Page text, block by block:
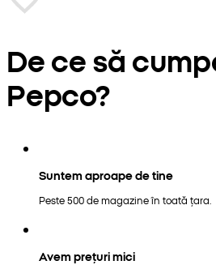
De ce să
Pepco?
Suntem aproape de tine
Peste 500 de magazine în toată țara.
Avem prețuri mici